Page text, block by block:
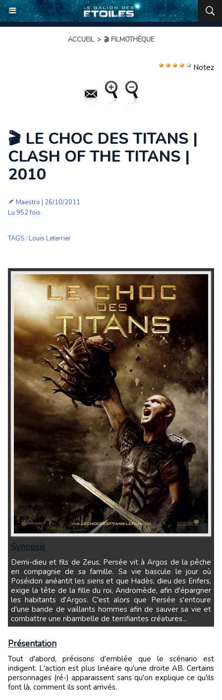
ACCUEIL > 🎬 FILMOTHÈQUE
Notez
🎬 LE CHOC DES TITANS |
CLASH OF THE TITANS |
2010
🪶 Maestro | 26/10/2011
Lu 952 fois
TAGS : Louis Leterrier
Synopsis
Demi-dieu et fils de Zeus, Persée vit à Argos de la pêche
en compagnie de sa famille. Sa vie bascule le jour où
Poséidon anéantit les siens et que Hadès, dieu des Enfers,
exige la tête de la fille du roi, Andromède, afin d'épargner
les habitants d'Argos. C'est alors que Persée s'entoure
d'une bande de vaillants hommes afin de sauver sa vie et
combattre une ribambelle de terrifiantes créatures...
Présentation
Tout d'abord, précisons d'emblée que le scénario est
indigent. L'action est plus linéaire qu'une droite AB. Certains
personnages (ré-) apparaissent sans qu'on explique ce qu'ils
font là, comment ils sont arrivés.